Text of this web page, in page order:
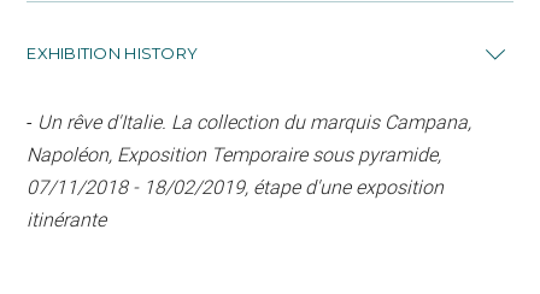
EXHIBITION HISTORY
- Un rêve d'Italie. La collection du marquis Campana,
Napoléon, Exposition Temporaire sous pyramide,
07/11/2018 - 18/02/2019, étape d'une exposition
itinérante